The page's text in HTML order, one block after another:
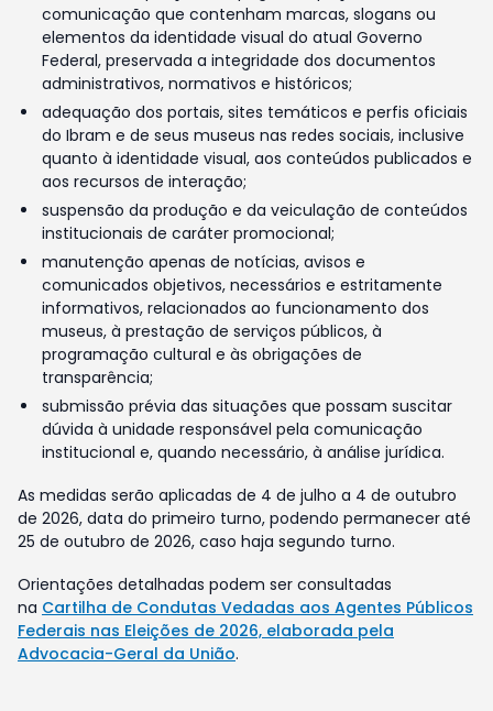
comunicação que contenham marcas, slogans ou
elementos da identidade visual do atual Governo
Federal, preservada a integridade dos documentos
administrativos, normativos e históricos;
adequação dos portais, sites temáticos e perfis oficiais
do Ibram e de seus museus nas redes sociais, inclusive
quanto à identidade visual, aos conteúdos publicados e
aos recursos de interação;
suspensão da produção e da veiculação de conteúdos
institucionais de caráter promocional;
manutenção apenas de notícias, avisos e
comunicados objetivos, necessários e estritamente
informativos, relacionados ao funcionamento dos
museus, à prestação de serviços públicos, à
programação cultural e às obrigações de
transparência;
submissão prévia das situações que possam suscitar
dúvida à unidade responsável pela comunicação
institucional e, quando necessário, à análise jurídica.
As medidas serão aplicadas de 4 de julho a 4 de outubro
de 2026, data do primeiro turno, podendo permanecer até
25 de outubro de 2026, caso haja segundo turno.
Orientações detalhadas podem ser consultadas
na Cartilha de Condutas Vedadas aos Agentes Públicos
Federais nas Eleições de 2026, elaborada pela
Advocacia-Geral da União.